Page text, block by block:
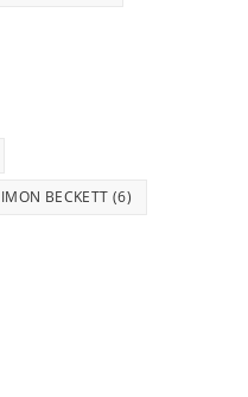
BECKETT (6)